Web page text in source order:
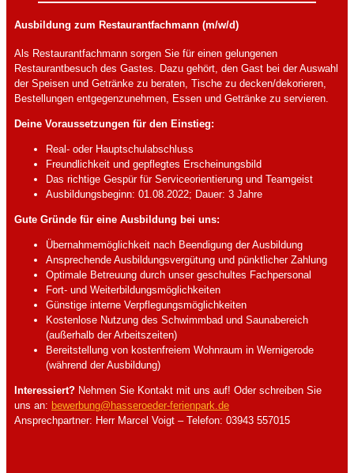
Ausbildung zum Restaurantfachmann (m/w/d)
Als Restaurantfachmann sorgen Sie für einen gelungenen
Restaurantbesuch des Gastes. Dazu gehört, den Gast bei der Auswahl
der Speisen und Getränke zu beraten, Tische zu decken/dekorieren,
Bestellungen entgegenzunehmen, Essen und Getränke zu servieren.
Deine Voraussetzungen für den Einstieg:
Real- oder Hauptschulabschluss
Freundlichkeit und gepflegtes Erscheinungsbild
Das richtige Gespür für Serviceorientierung und Teamgeist
Ausbildungsbeginn: 01.08.2022; Dauer: 3 Jahre
Gute Gründe für eine Ausbildung bei uns:
Übernahmemöglichkeit nach Beendigung der Ausbildung
Ansprechende Ausbildungsvergütung und pünktlicher Zahlung
Optimale Betreuung durch unser geschultes Fachpersonal
Fort- und Weiterbildungsmöglichkeiten
Günstige interne Verpflegungsmöglichkeiten
Kostenlose Nutzung des Schwimmbad und Saunabereich
(außerhalb der Arbeitszeiten)
Bereitstellung von kostenfreiem Wohnraum in Wernigerode
(während der Ausbildung)
Interessiert? Nehmen Sie Kontakt mit uns auf! Oder schreiben Sie
uns an: bewerbung@hasseroeder-ferienpark.de
Ansprechpartner: Herr Marcel Voigt – Telefon: 03943 557015